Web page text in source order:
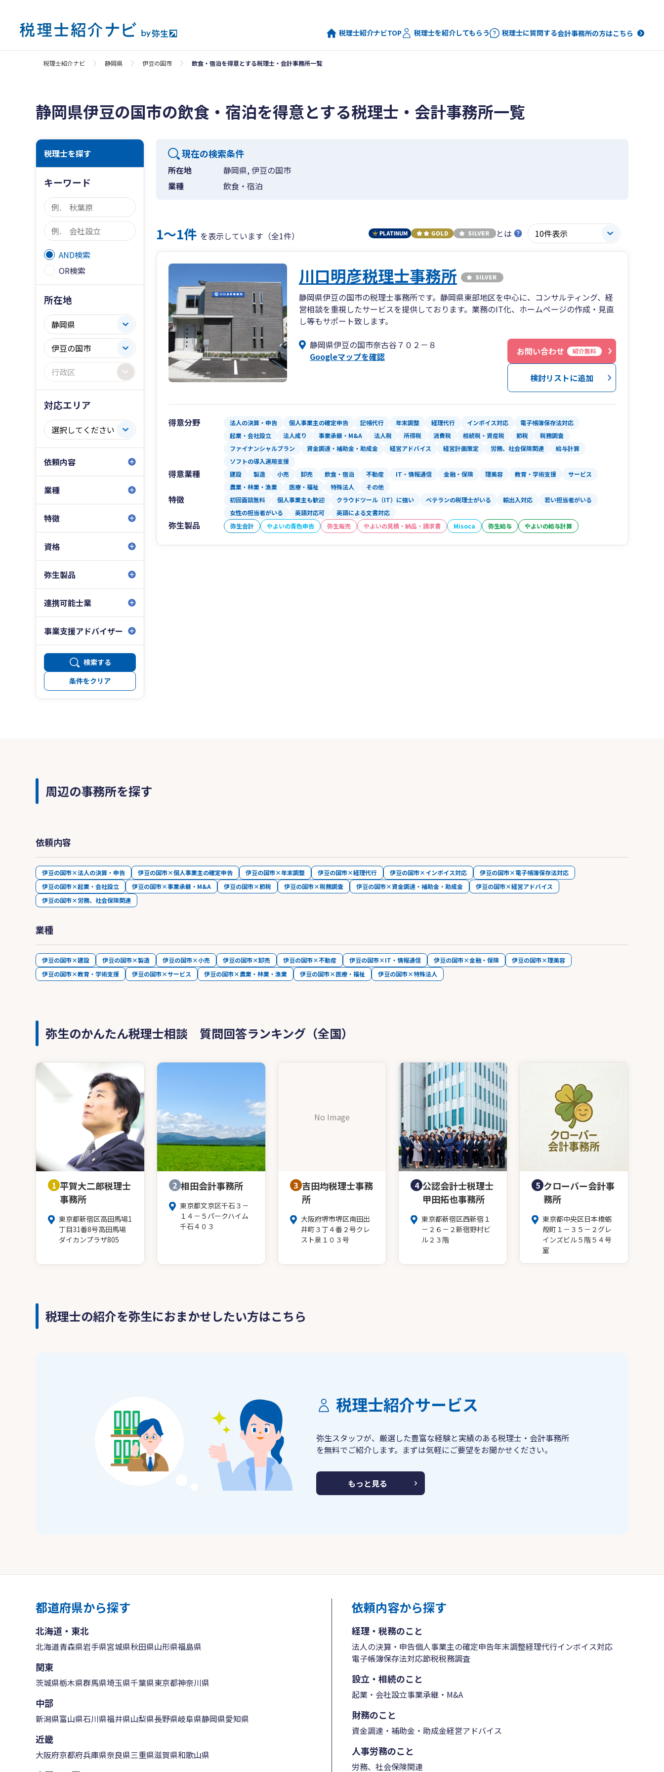
税理士紹介ナビTOP 税理士を紹介してもらう 税理士に質問する会計事務所の方はこちら
税理士紹介ナビ 静岡県 伊豆の国市 飲食・宿泊を得意とする税理士・会計事務所一覧
静岡県伊豆の国市の飲食・宿泊を得意とする税理士・会計事務所一覧
税理士を探す
キーワード
AND検索
OR検索
所在地
対応エリア
依頼内容
業種
特徴
資格
弥生製品
連携可能士業
事業支援アドバイザー
検索する
条件をクリア
現在の検索条件
所在地
静岡県, 伊豆の国市
業種
飲食・宿泊
1〜1件 を表示しています（全1件） とは
川口明彦税理士事務所
静岡県伊豆の国市の税理士事務所です。静岡県東部地区を中心に、コンサルティング、経
営相談を重視したサービスを提供しております。業務のIT化、ホームページの作成・見直
し等もサポート致します。
静岡県伊豆の国市奈古谷７０２－８
Googleマップを確認
お問い合わせ 紹介無料
検討リストに追加
得意分野 法人の決算・申告 個人事業主の確定申告 記帳代行 年末調整 経理代行 インボイス対応
電子帳簿保存法対応
起業・会社設立
法人成り 事業承継・M&A 法人税 所得税 消費税 相続税・資産税 節税
税務調査
ファイナンシャルプラン
資金調達・補助金・助成金 経営アドバイス 経営計画策定 労務、社会保険関連
給与計算
ソフトの導入運用支援
得意業種 建設 製造 小売 卸売 飲食・宿泊 不動産 IT・情報通信 金融・保険 理美容 教育・学術支援
サービス
農業・林業・漁業
医療・福祉 特殊法人 その他
特徴 初回面談無料 個人事業主も歓迎 クラウドツール（IT）に強い ベテランの税理士がいる 輸出入対応
若い担当者がいる
女性の担当者がいる
英語対応可 英語による文書対応
弥生製品 弥生会計 やよいの青色申告 弥生販売 やよいの見積・納品・請求書 Misoca 弥生給与 やよいの給与計算
周辺の事務所を探す
依頼内容
伊豆の国市×法人の決算・申告 伊豆の国市×個人事業主の確定申告 伊豆の国市×年末調整 伊豆の国市×経理代行 伊豆の国市×インボイス対応
伊豆の国市×電子帳簿保存法対応
伊豆の国市×起業・会社設立
伊豆の国市×事業承継・M&A 伊豆の国市×節税 伊豆の国市×税務調査 伊豆の国市×資金調達・補助金・助成金
伊豆の国市×経営アドバイス
伊豆の国市×労務、社会保険関連
業種
伊豆の国市×建設 伊豆の国市×製造 伊豆の国市×小売 伊豆の国市×卸売 伊豆の国市×不動産 伊豆の国市×IT・情報通信 伊豆の国市×金融・保険
伊豆の国市×理美容
伊豆の国市×教育・学術支援
伊豆の国市×サービス 伊豆の国市×農業・林業・漁業 伊豆の国市×医療・福祉 伊豆の国市×特殊法人
弥生のかんたん税理士相談 質問回答ランキング（全国）
1 平賀大二郎税理士
事務所
東京都新宿区高田馬場1
丁目31番8号高田馬場
ダイカンプラザ805
2 相田会計事務所
東京都文京区千石３－
１４－５パークハイム
千石４０３
No Image
3 吉田均税理士事務
所
大阪府堺市堺区南田出
井町３丁４番２号クレ
スト泉１０３号
4 公認会計士税理士
甲田拓也事務所
東京都新宿区西新宿１
－２６－２新宿野村ビ
ル２３階
5 クローバー会計事
務所
東京都中央区日本橋蛎
殻町１－３５－２グレ
インズビル５階５４号
室
税理士の紹介を弥生におまかせしたい方はこちら
税理士紹介サービス
弥生スタッフが、厳選した豊富な経験と実績のある税理士・会計事務所
を無料でご紹介します。まずは気軽にご要望をお聞かせください。
もっと見る
都道府県から探す
北海道・東北
北海道青森県岩手県宮城県秋田県山形県福島県
関東
茨城県栃木県群馬県埼玉県千葉県東京都神奈川県
中部
新潟県富山県石川県福井県山梨県長野県岐阜県静岡県愛知県
近畿
大阪府京都府兵庫県奈良県三重県滋賀県和歌山県
依頼内容から探す
経理・税務のこと
法人の決算・申告個人事業主の確定申告年末調整経理代行インボイス対応
電子帳簿保存法対応節税税務調査
設立・相続のこと
起業・会社設立事業承継・M&A
財務のこと
資金調達・補助金・助成金経営アドバイス
人事労務のこと
労務、社会保険関連